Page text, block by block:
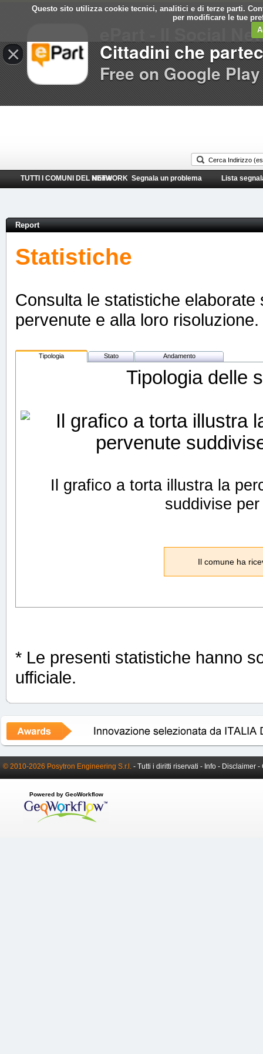
Questo sito utilizza cookie tecnici, analitici e di terze parti.
per modificare le tue
TUTTI I COMUNI DEL NETWORK
Home Segnala un problema Lista
Report
Statistiche
Consulta le statistiche
pervenute e alla loro risoluzione.
Tipologia Stato Andamento
Tipologia delle
Il grafico a torta illustra la
suddivise
Il comune ha
* Le presenti statistiche hanno
ufficiale.
© 2010-2026 Posytron Engineering S.r.l. - Tutti i diritti riservati - Info - Disclaimer -
Powered by GeoWorkflow
×
ePart - Il Social
Cittadini che
Free on Google Play